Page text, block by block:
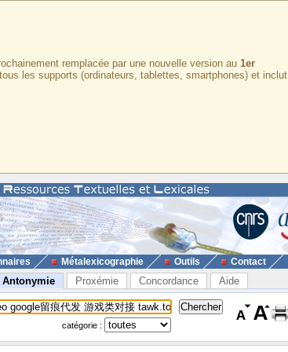
remplacée par une nouvelle version au 1er
les supports (ordinateurs, tablettes, smartphones) et inclut
Métalexicographie Outils Contact
Antonymie Proxémie Concordance Aide
catégorie :